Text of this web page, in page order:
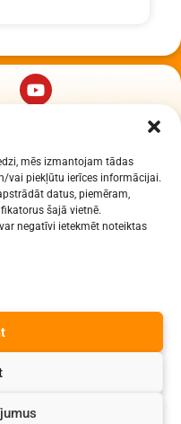
mēs izmantojam tādas
vai piekļūtu ierīces informācijai.
datus, piemēram,
šajā vietnē.
negatīvi ietekmēt noteiktas
vidusskola
LV-5401
(IZM)
90000077325